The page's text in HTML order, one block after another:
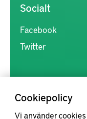
Cookiepolicy
Vi använder
Socialt
Facebook
Twitter